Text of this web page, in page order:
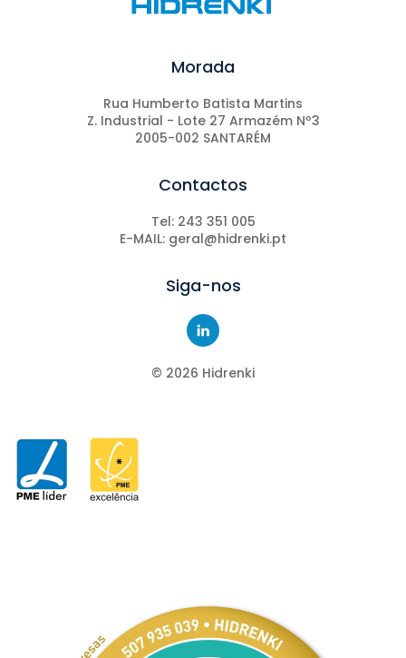
Morada
Rua Humberto Batista Martins
Z. Industrial - Lote 27 Armazém Nº3
2005-002 SANTARÉM
Contactos
Tel: 243 351 005
E-MAIL: geral@hidrenki.pt
Siga-nos
© 2026 Hidrenki